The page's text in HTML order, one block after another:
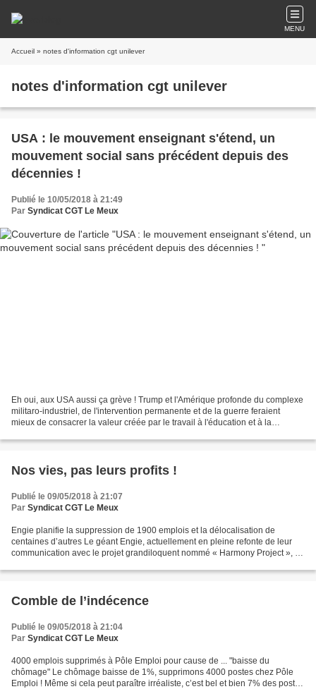
MENU
Accueil » notes d'information cgt unilever
notes d'information cgt unilever
USA : le mouvement enseignant s'étend, un
mouvement social sans précédent depuis des
décennies !
Publié le 10/05/2018 à 21:49
Par Syndicat CGT Le Meux
Eh oui, aux USA aussi ça grève ! Trump et l'Amérique profonde du complexe
militaro-industriel, de l'intervention permanente et de la guerre feraient
mieux de consacrer la valeur créée par le travail à l'éducation et à la
Nos vies, pas leurs profits !
Publié le 09/05/2018 à 21:07
Par Syndicat CGT Le Meux
Engie planifie la suppression de 1900 emplois et la délocalisation de
centaines d’autres Le géant Engie, actuellement en pleine refonte de leur
communication avec le projet grandiloquent nommé « Harmony Project », a
Comble de l’indécence
Publié le 09/05/2018 à 21:04
Par Syndicat CGT Le Meux
4000 emplois supprimés à Pôle Emploi pour cause de ... "baisse du
chômage" Le chômage baisse de 1%, supprimons 4000 postes chez Pôle
Emploi ! Même si cela peut paraître irréaliste, c’est bel et bien 7% des postes